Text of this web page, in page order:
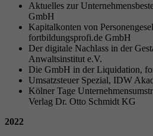
Aktuelles zur
GmbH
Kapitalkonten von
fortbildungsprofi.de GmbH
Der digitale Nachlass in der
Anwaltsinstitut e.V.
Die GmbH in der Liquidation,
Umsatzsteuer Spezial, IDW
Kölner Tage
Verlag Dr. Otto Schmidt KG
2022